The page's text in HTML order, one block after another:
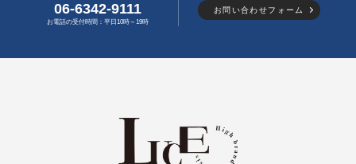
06-6342-9111
お電話の受付時間：平日10時～19時
お問い合わせフォーム